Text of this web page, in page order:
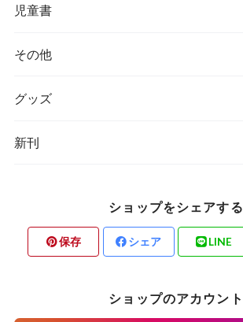
チェコ
ハンガリー
その他
ポーランド
児童書
その他
グッズ
新刊
ショップをシェアする
保存 シェア LINE
ショップのアカウント